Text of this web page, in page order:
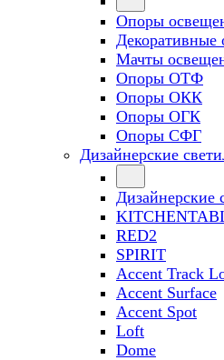
Опоры
Декоративные
Мачты
Опоры ОТФ
Опоры ОКК
Опоры ОГК
Опоры СФГ
Дизайнерские
Дизайнерские
RED2
SPIRIT
Accent Track
Accent Surface
Accent Spot
Loft
Dome